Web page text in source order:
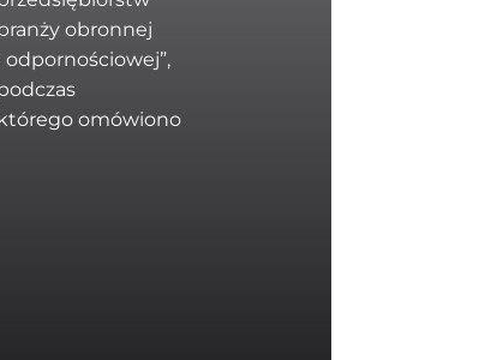
branży obronnej
odpornościowej”,
którego omówiono